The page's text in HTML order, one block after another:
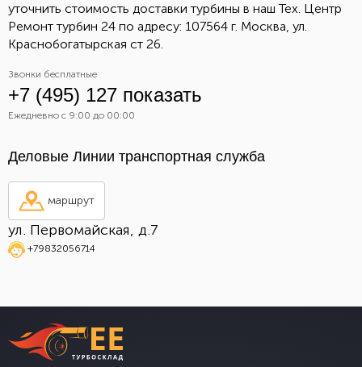
уточнить стоимость доставки турбины в наш Тех. Центр
Ремонт турбин 24 по адресу: 107564 г. Москва, ул.
Краснобогатырская ст 26.
Звонки бесплатные
+7 (495) 127 показать
Ежедневно с 9:00 до 00:00
Деловые Линии транспортная служба
маршрут
ул. Первомайская, д.7
+79832056714